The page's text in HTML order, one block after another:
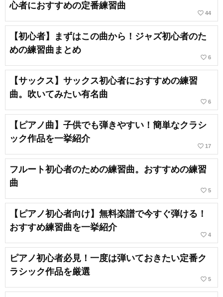
心者におすすめの定番練習曲
favorite_border 44
【初心者】まずはこの曲から！ジャズ初心者のた
めの練習曲まとめ
favorite_border 6
【サックス】サックス初心者におすすめの練習
曲。吹いてみたい有名曲
favorite_border 6
【ピアノ曲】子供でも弾きやすい！簡単なクラシ
ック作品を一挙紹介
favorite_border 17
フルート初心者のための練習曲。おすすめの練習
曲
favorite_border 5
【ピアノ初心者向け】無料楽譜で今すぐ弾ける！
おすすめ練習曲を一挙紹介
favorite_border 4
ピアノ初心者必見！一度は弾いておきたい定番ク
ラシック作品を厳選
favorite_border 5